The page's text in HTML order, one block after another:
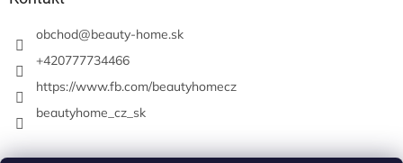
obchod@beauty-home.sk
+420777734466
https://www.fb.com/beautyhomecz
beautyhome_cz_sk